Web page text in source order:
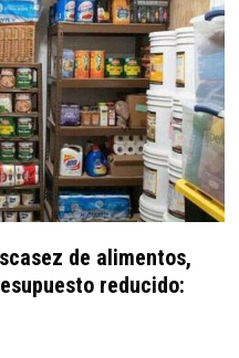
de alimentos,
reducido: